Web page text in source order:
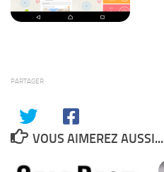
PARTAGER
VOUS AIMEREZ AUSSI...